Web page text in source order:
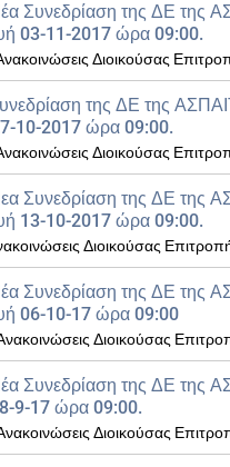
Συνεδρίαση της ΔΕ της
03-11-2017 ώρα 09:00.
Διοικούσας
της ΔΕ της
10-2017 ώρα 09:00.
Διοικούσας
Συνεδρίαση της ΔΕ της
13-10-2017 ώρα 09:00.
Διοικούσας
Συνεδρίαση της ΔΕ της
06-10-17 ώρα 09:00
Διοικούσας
Συνεδρίαση της ΔΕ της
9-17 ώρα 09:00.
Διοικούσας